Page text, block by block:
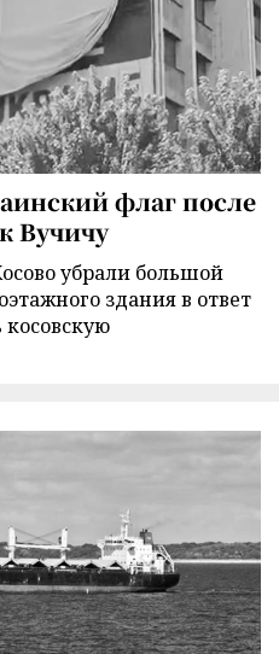
флаг после
Вучичу
убрали большой
здания в ответ
косовскую